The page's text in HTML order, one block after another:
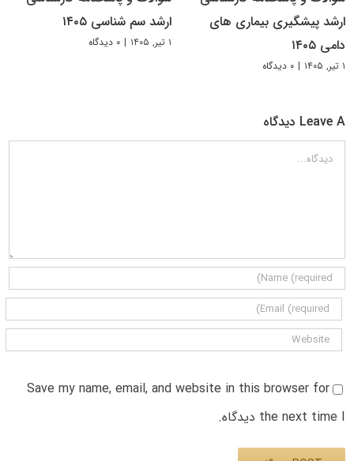
ارشد پیشگیری بیماری های
دامی ۱۴۰۵
۱ تیر, ۱۴۰۵ | ۰ دیدگاه
ارشد سم شناسی ۱۴۰۵
۱ تیر, ۱۴۰۵ | ۰ دیدگاه
Leave A دیدگاه
دیدگاه
Save my name, email, and website in this browser for
the next time I دیدگاه.